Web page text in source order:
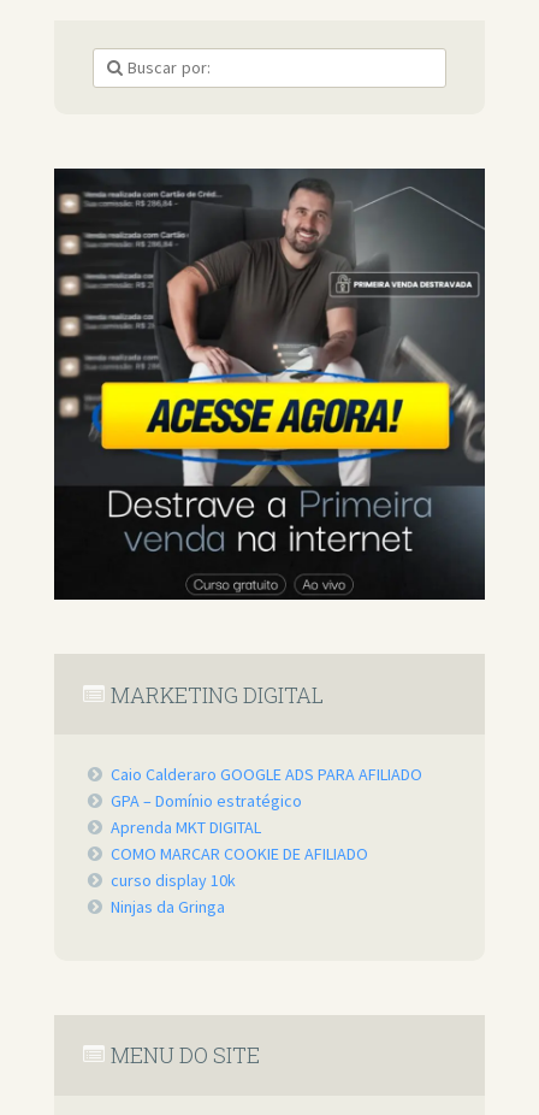
MARKETING DIGITAL
Caio Calderaro GOOGLE ADS PARA AFILIADO
GPA – Domínio estratégico
Aprenda MKT DIGITAL
COMO MARCAR COOKIE DE AFILIADO
curso display 10k
Ninjas da Gringa
MENU DO SITE